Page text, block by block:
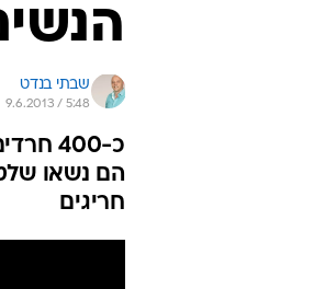
שבתי בנדט
9.6.2013 / 5:48
כ-400
הם נשאו
חריגים